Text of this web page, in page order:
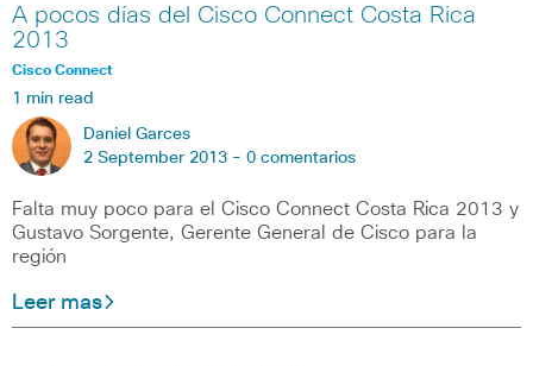
A pocos días del Cisco Connect Costa Rica
2013
Cisco Connect
1 min read
Daniel Garces
2 September 2013 - 0 comentarios
Falta muy poco para el Cisco Connect Costa Rica 2013 y
Gustavo Sorgente, Gerente General de Cisco para la
región
Leer mas